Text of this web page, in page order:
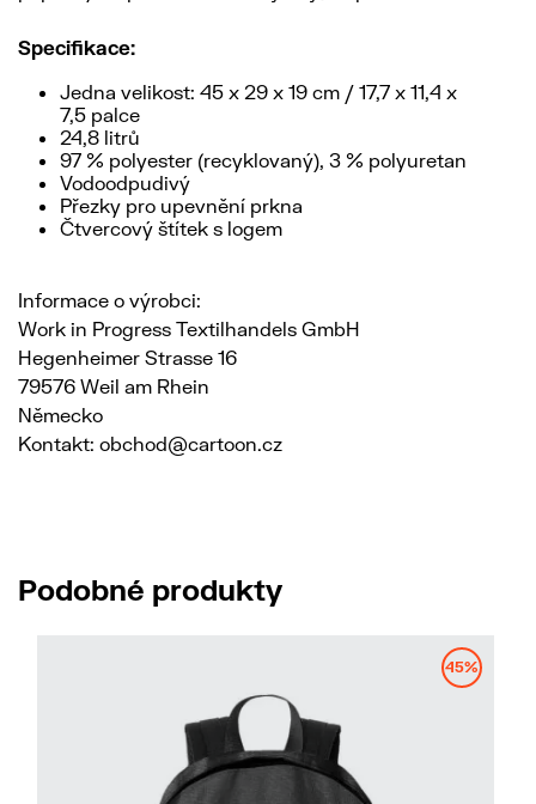
Specifikace:
Jedna velikost: 45 x 29 x 19 cm / 17,7 x 11,4 x
7,5 palce
24,8 litrů
97 % polyester (recyklovaný), 3 % polyuretan
Vodoodpudivý
Přezky pro upevnění prkna
Čtvercový štítek s logem
Informace o výrobci:
Work in Progress Textilhandels GmbH
Hegenheimer Strasse 16
79576 Weil am Rhein
Německo
Kontakt: obchod@cartoon.cz
Podobné produkty
45%